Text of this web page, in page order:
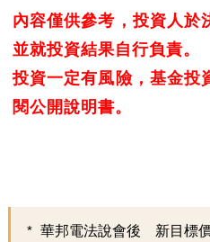
內容僅供參考，投資人於
並就投資結果自行負責。
投資一定有風險，基金投
閱公開說明書。
華邦電法說會後 新目標